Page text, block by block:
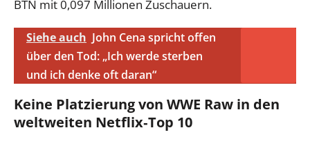
BTN mit 0,097 Millionen Zuschauern.
Siehe auch John Cena spricht offen
über den Tod: „Ich werde sterben
und ich denke oft daran“
Keine Platzierung von WWE Raw in den
weltweiten Netflix‑Top 10